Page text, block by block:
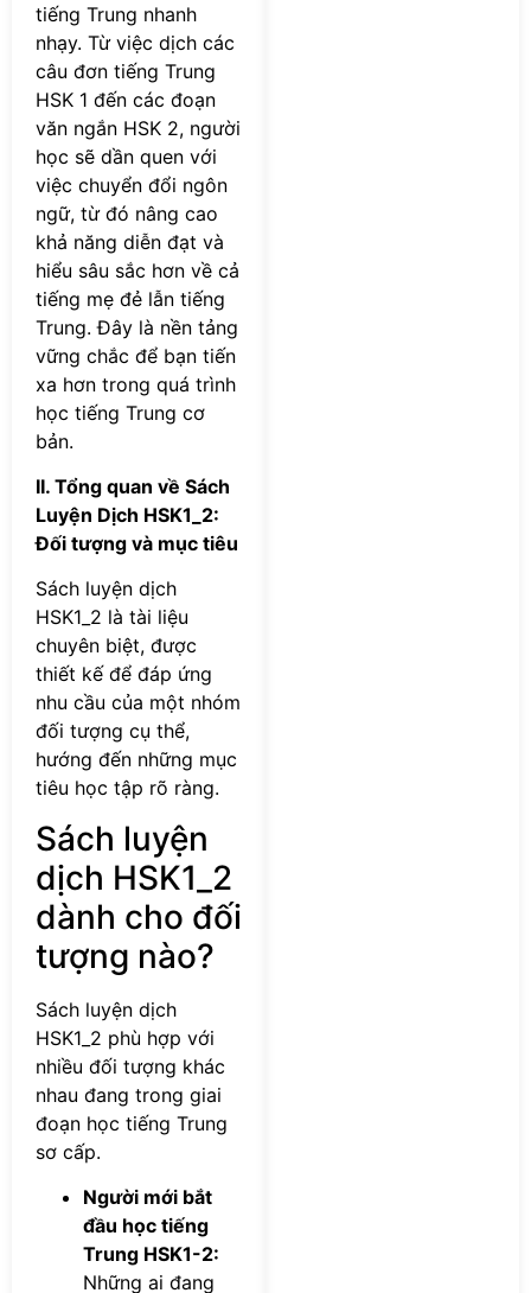
tiếng Trung nhanh
nhạy. Từ việc dịch các
câu đơn tiếng Trung
HSK 1 đến các đoạn
văn ngắn HSK 2, người
học sẽ dần quen với
việc chuyển đổi ngôn
ngữ, từ đó nâng cao
khả năng diễn đạt và
hiểu sâu sắc hơn về cả
tiếng mẹ đẻ lẫn tiếng
Trung. Đây là nền tảng
vững chắc để bạn tiến
xa hơn trong quá trình
học tiếng Trung cơ
bản.
II. Tổng quan về Sách
Luyện Dịch HSK1_2:
Đối tượng và mục tiêu
Sách luyện dịch
HSK1_2 là tài liệu
chuyên biệt, được
thiết kế để đáp ứng
nhu cầu của một nhóm
đối tượng cụ thể,
hướng đến những mục
tiêu học tập rõ ràng.
Sách luyện
dịch HSK1_2
dành cho đối
tượng nào?
Sách luyện dịch
HSK1_2 phù hợp với
nhiều đối tượng khác
nhau đang trong giai
đoạn học tiếng Trung
sơ cấp.
Người mới bắt
đầu học tiếng
Trung HSK1-2:
Những ai đang